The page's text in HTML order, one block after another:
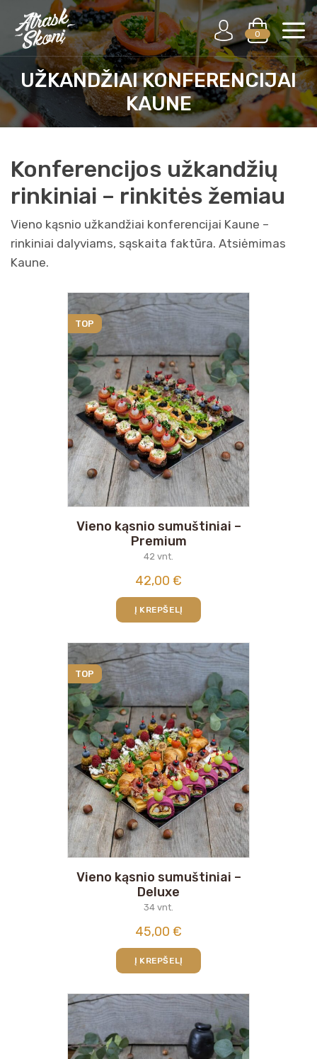
0
UŽKANDŽIAI KONFERENCIJAI
KAUNE
Konferencijos užkandžių
rinkiniai – rinkitės žemiau
Vieno kąsnio užkandžiai konferencijai Kaune –
rinkiniai dalyviams, sąskaita faktūra. Atsiėmimas
Kaune.
TOP
Vieno kąsnio sumuštiniai –
Premium
42 vnt.
42,00 €
Į KREPŠELĮ
TOP
Vieno kąsnio sumuštiniai –
Deluxe
34 vnt.
45,00 €
Į KREPŠELĮ